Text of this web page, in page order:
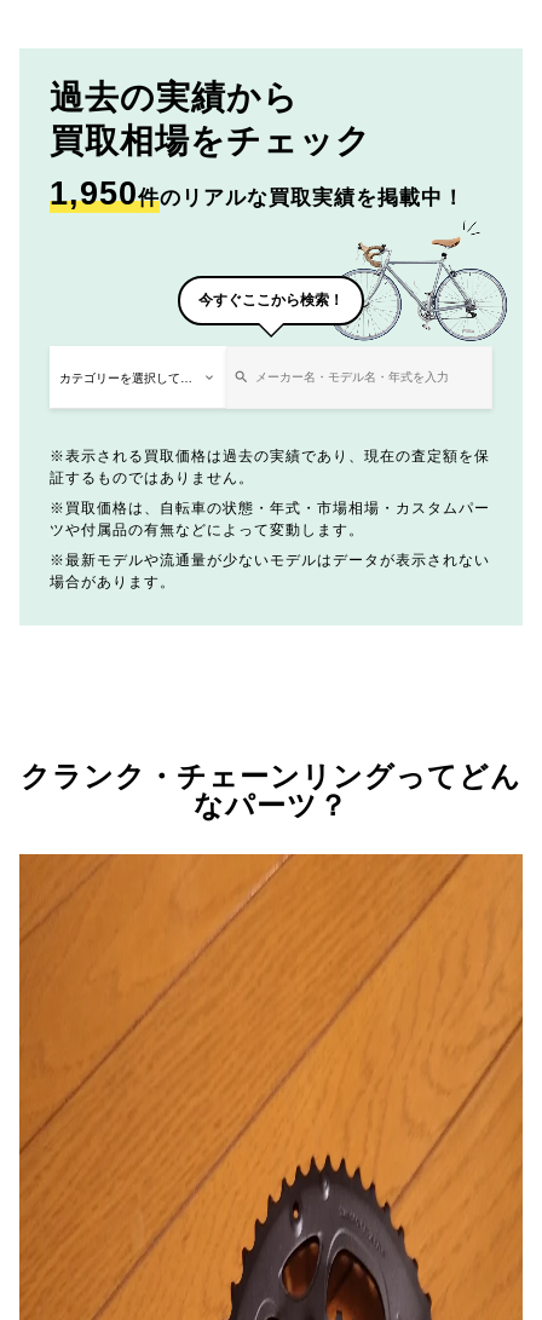
過去の実績から
買取相場をチェック
1,950件のリアルな買取実績を掲載中！
今すぐここから検索！
表示される買取価格は過去の実績であり、現在の査定額を保
証するものではありません。
買取価格は、自転車の状態・年式・市場相場・カスタムパー
ツや付属品の有無などによって変動します。
最新モデルや流通量が少ないモデルはデータが表示されない
場合があります。
クランク・チェーンリングってどん
なパーツ？